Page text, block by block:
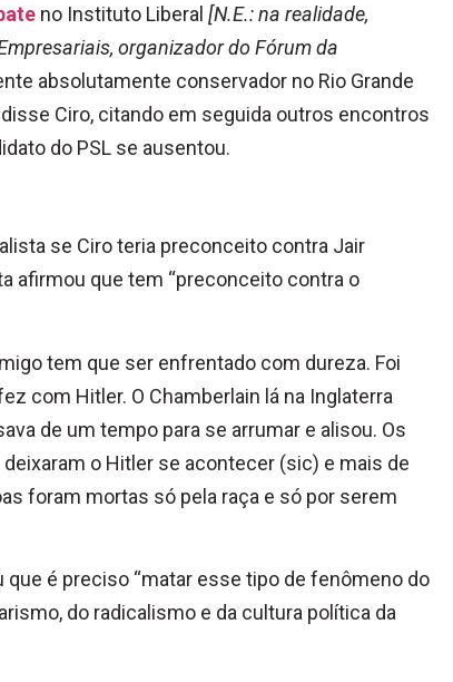
no Instituto Liberal [N.E.: na realidade,
organizador do Fórum da
absolutamente conservador no Rio Grande
disse Ciro, citando em seguida outros encontros
do PSL se ausentou.
se Ciro teria preconceito contra Jair
afirmou que tem “preconceito contra o
tem que ser enfrentado com dureza. Foi
com Hitler. O Chamberlain lá na Inglaterra
de um tempo para se arrumar e alisou. Os
o Hitler se acontecer (sic) e mais de
foram mortas só pela raça e só por serem
que é preciso “matar esse tipo de fenômeno do
do radicalismo e da cultura política da